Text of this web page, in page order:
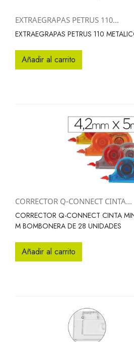
EXTRAEGRAPAS PETRUS 110...
EXTRAEGRAPAS PETRUS 110
Añadir al carrito
CORRECTOR Q-CONNECT CINTA...
CORRECTOR Q-CONNECT CINTA
M BOMBONERA DE 28 UNIDADES
Añadir al carrito